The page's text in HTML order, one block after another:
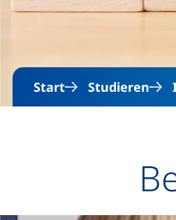
Start Studieren